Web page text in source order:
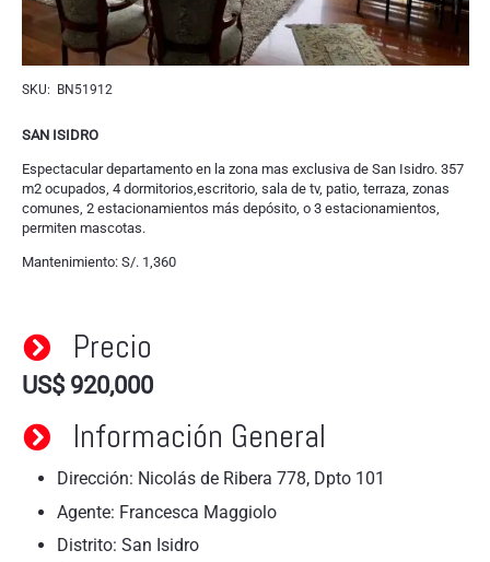
SKU: BN51912
SAN ISIDRO
Espectacular departamento en la zona mas exclusiva de San Isidro. 357
m2 ocupados, 4 dormitorios,escritorio, sala de tv, patio, terraza, zonas
comunes, 2 estacionamientos más depósito, o 3 estacionamientos,
permiten mascotas.
Mantenimiento: S/. 1,360
Precio
US$ 920,000
Información General
Dirección: Nicolás de Ribera 778, Dpto 101
Agente: Francesca Maggiolo
Distrito: San Isidro